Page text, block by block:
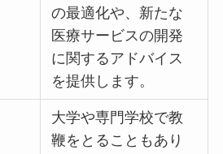
の最適化や、新たな
医療サービスの開発
に関するアドバイス
を提供します。
大学や専門学校で教
鞭をとることもあり